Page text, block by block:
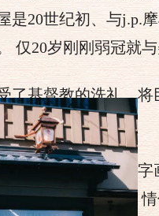
是20世纪初、与j.p.
仅20岁刚刚弱冠就
了基督教的洗礼、
屋就是她的旧宅。
屏风、日本手绢、
是一个人、与朋友、